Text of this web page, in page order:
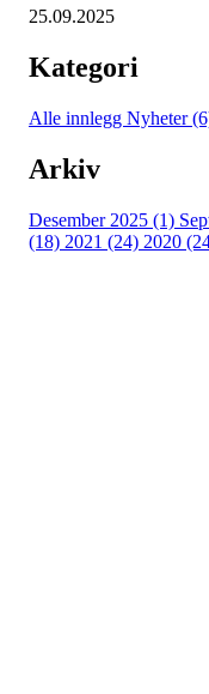
25.09.2025
Kategori
Alle innlegg Nyheter
Arkiv
Desember 2025 (1)
(18) 2021 (24) 2020